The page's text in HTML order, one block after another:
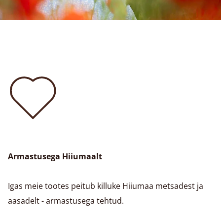
Armastusega Hiiumaalt
Igas meie tootes peitub killuke Hiiumaa metsadest ja
aasadelt - armastusega tehtud.